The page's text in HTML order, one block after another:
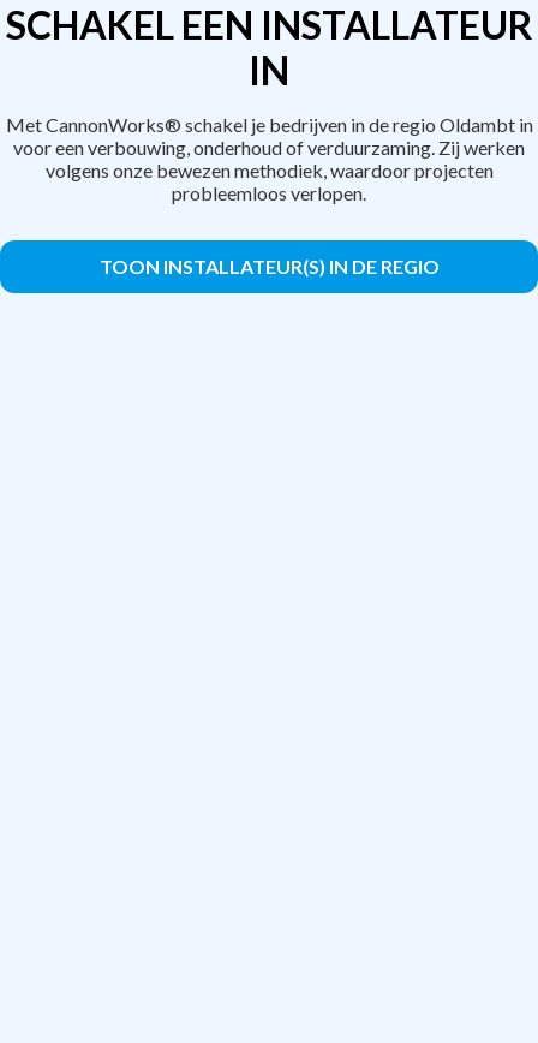
SCHAKEL EEN INSTALLATEUR
IN
Met CannonWorks® schakel je bedrijven in de regio Oldambt in
voor een verbouwing, onderhoud of verduurzaming. Zij werken
volgens onze bewezen methodiek, waardoor projecten
probleemloos verlopen.
TOON INSTALLATEUR(S) IN DE REGIO